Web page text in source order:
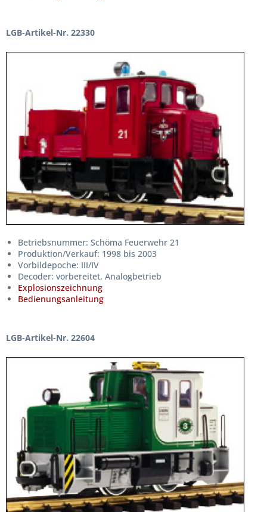
LGB-Artikel-Nr. 22330
Betriebsnummer: Schöma Feuerwehr 21
Produktion/Verkauf: 1998 bis 2003
Vorbildepoche: III/IV
Decoder: vorbereitet, Analogbetrieb
Explosionszeichnung
Bedienungsanleitung
LGB-Artikel-Nr. 22604